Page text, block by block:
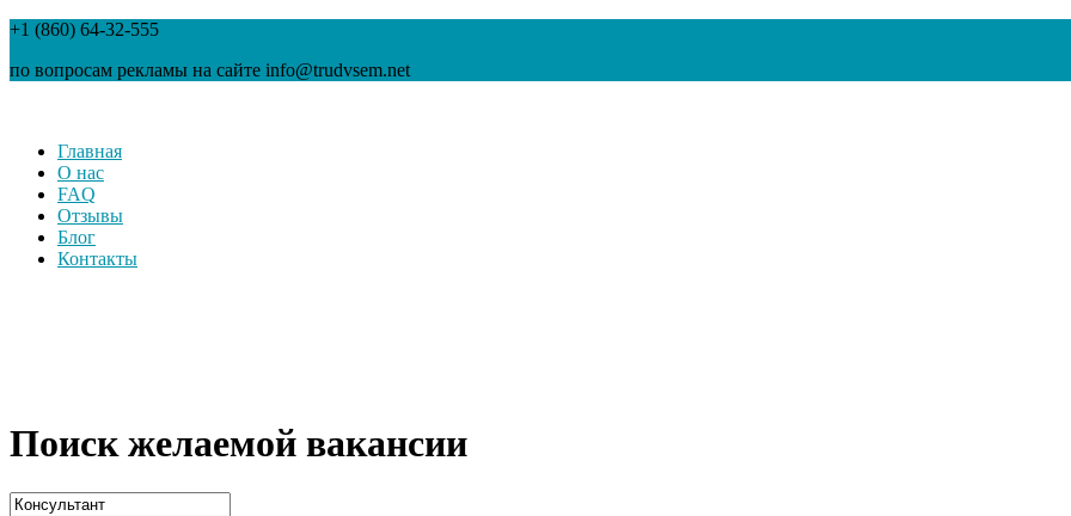
+1 (860) 64-32-555
по вопросам рекламы на сайте info@trudvsem.net
Главная
О нас
FAQ
Отзывы
Блог
Контакты
Поиск желаемой вакансии